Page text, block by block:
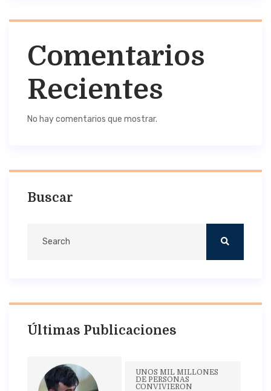
Comentarios
Recientes
No hay comentarios que mostrar.
Buscar
Últimas Publicaciones
UNOS MIL MILLONES
DE PERSONAS
CONVIVIERON